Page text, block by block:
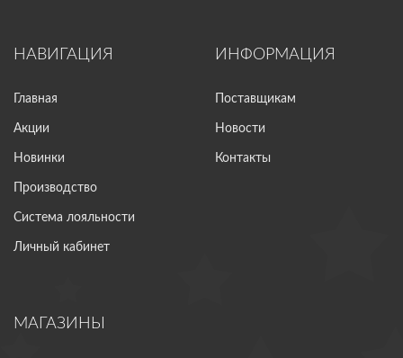
НАВИГАЦИЯ
Главная
Акции
Новинки
Производство
Система лояльности
Личный кабинет
ИНФОРМАЦИЯ
Поставщикам
Новости
Контакты
МАГАЗИНЫ